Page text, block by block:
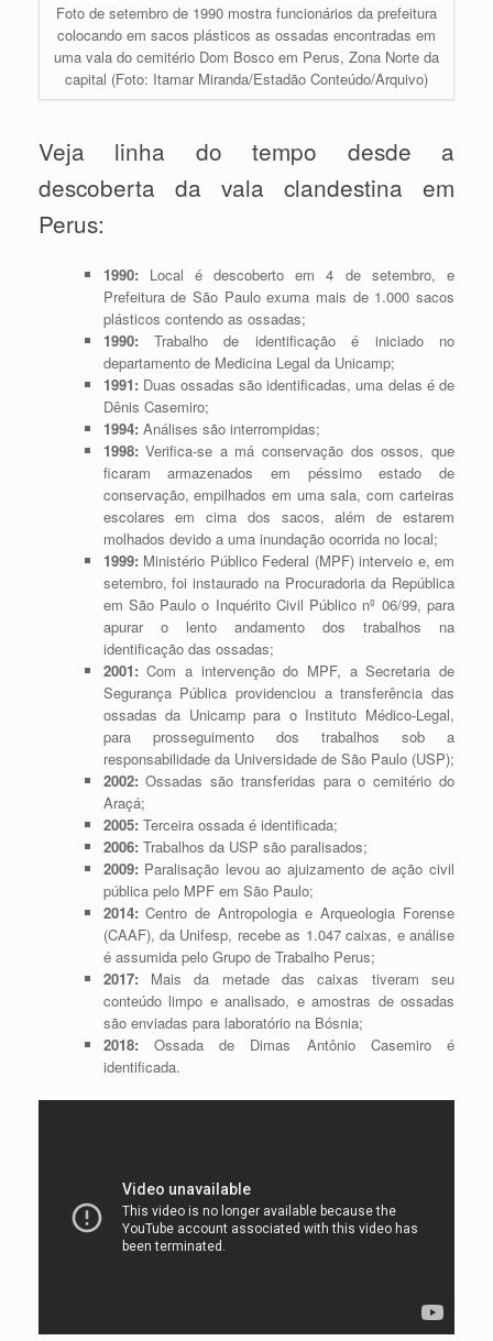
Foto de setembro de 1990 mostra funcionários da prefeitura
colocando em sacos plásticos as ossadas encontradas em
uma vala do cemitério Dom Bosco em Perus, Zona Norte da
capital (Foto: Itamar Miranda/Estadão Conteúdo/Arquivo)
Veja linha do tempo desde a
descoberta da vala clandestina em
Perus:
1990: Local é descoberto em 4 de setembro, e
Prefeitura de São Paulo exuma mais de 1.000 sacos
plásticos contendo as ossadas;
1990: Trabalho de identificação é iniciado no
departamento de Medicina Legal da Unicamp;
1991: Duas ossadas são identificadas, uma delas é de
Dênis Casemiro;
1994: Análises são interrompidas;
1998: Verifica-se a má conservação dos ossos, que
ficaram armazenados em péssimo estado de
conservação, empilhados em uma sala, com carteiras
escolares em cima dos sacos, além de estarem
molhados devido a uma inundação ocorrida no local;
1999: Ministério Público Federal (MPF) interveio e, em
setembro, foi instaurado na Procuradoria da República
em São Paulo o Inquérito Civil Público nº 06/99, para
apurar o lento andamento dos trabalhos na
identificação das ossadas;
2001: Com a intervenção do MPF, a Secretaria de
Segurança Pública providenciou a transferência das
ossadas da Unicamp para o Instituto Médico-Legal,
para prosseguimento dos trabalhos sob a
responsabilidade da Universidade de São Paulo (USP);
2002: Ossadas são transferidas para o cemitério do
Araçá;
2005: Terceira ossada é identificada;
2006: Trabalhos da USP são paralisados;
2009: Paralisação levou ao ajuizamento de ação civil
pública pelo MPF em São Paulo;
2014: Centro de Antropologia e Arqueologia Forense
(CAAF), da Unifesp, recebe as 1.047 caixas, e análise
é assumida pelo Grupo de Trabalho Perus;
2017: Mais da metade das caixas tiveram seu
conteúdo limpo e analisado, e amostras de ossadas
são enviadas para laboratório na Bósnia;
2018: Ossada de Dimas Antônio Casemiro é
identificada.